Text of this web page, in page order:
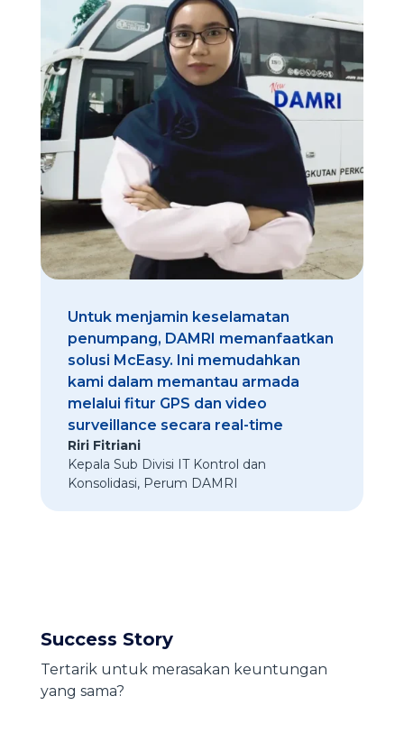
Untuk menjamin keselamatan
penumpang, DAMRI memanfaatkan
solusi McEasy. Ini memudahkan
kami dalam memantau armada
melalui fitur GPS dan video
surveillance secara real-time
Riri Fitriani
Kepala Sub Divisi IT Kontrol dan
Konsolidasi, Perum DAMRI
Success Story
Tertarik untuk merasakan keuntungan
yang sama?